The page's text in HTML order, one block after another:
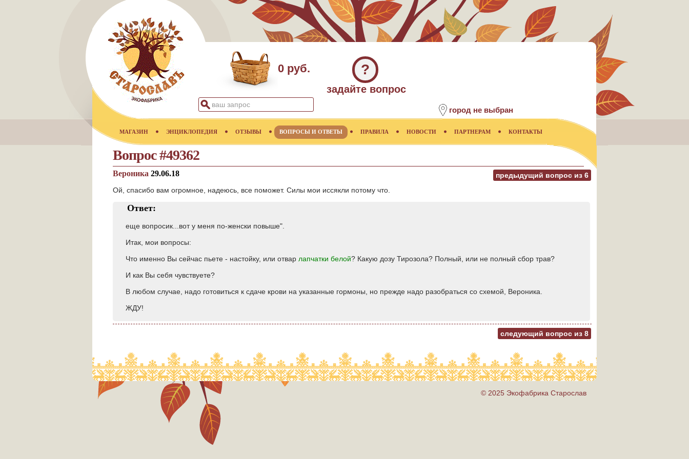
0 руб. ?
задайте вопрос
город не выбран
МАГАЗИН ЭНЦИКЛОПЕДИЯ ОТЗЫВЫ ВОПРОСЫ И ОТВЕТЫ ПРАВИЛА НОВОСТИ ПАРТНЕРАМ КОНТАКТЫ
Вопрос #49362
предыдущий вопрос из 6
Вероника 29.06.18
Ой, спасибо вам огромное, надеюсь, все поможет. Силы мои иссякли потому что.
Ответ:
еще вопросик...вот у меня по-женски повыше".
Итак, мои вопросы:
Что именно Вы сейчас пьете - настойку, или отвар лапчатки белой? Какую дозу Тирозола? Полный, или не полный сбор трав?
И как Вы себя чувствуете?
В любом случае, надо готовиться к сдаче крови на указанные гормоны, но прежде надо разобраться со схемой, Вероника.
ЖДУ!
следующий вопрос из 8
© 2025 Экофабрика Старослав